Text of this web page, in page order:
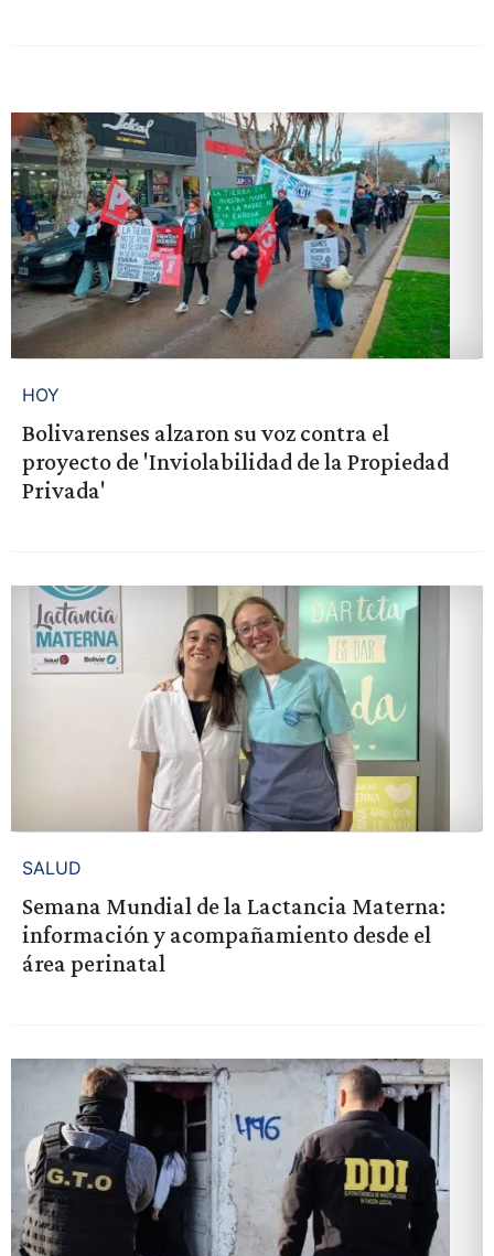
HOY
Bolivarenses alzaron su voz contra el
proyecto de 'Inviolabilidad de la Propiedad
Privada'
SALUD
Semana Mundial de la Lactancia Materna:
información y acompañamiento desde el
área perinatal